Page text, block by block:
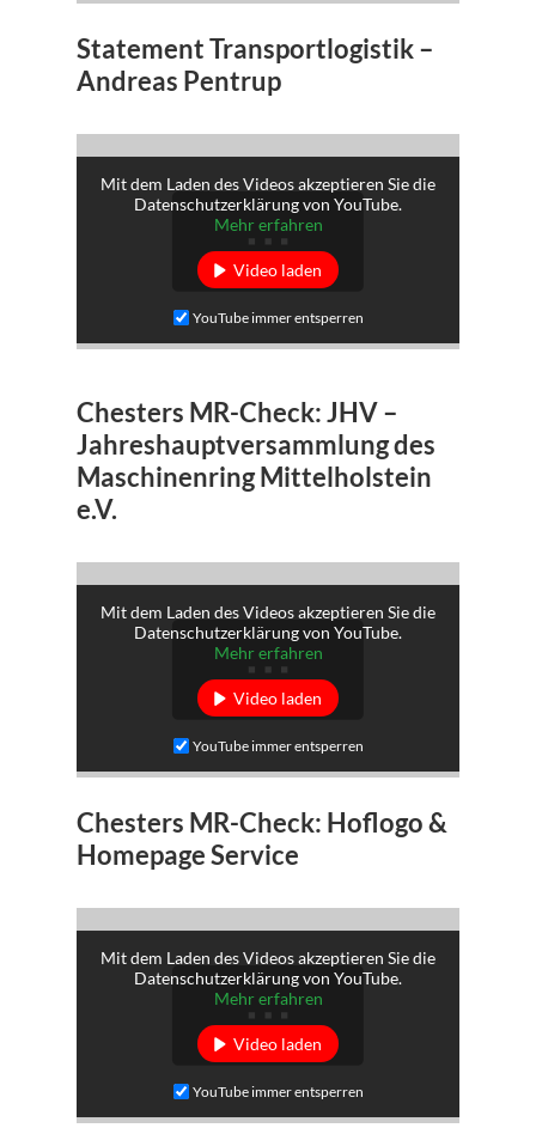
Statement Transportlogistik –
Andreas Pentrup
Mit dem Laden des Videos akzeptieren Sie die
Datenschutzerklärung von YouTube.
Mehr erfahren
Video laden
YouTube immer entsperren
Chesters MR-Check: JHV –
Jahreshauptversammlung des
Maschinenring Mittelholstein
e.V.
Mit dem Laden des Videos akzeptieren Sie die
Datenschutzerklärung von YouTube.
Mehr erfahren
Video laden
YouTube immer entsperren
Chesters MR-Check: Hoflogo &
Homepage Service
Mit dem Laden des Videos akzeptieren Sie die
Datenschutzerklärung von YouTube.
Mehr erfahren
Video laden
YouTube immer entsperren